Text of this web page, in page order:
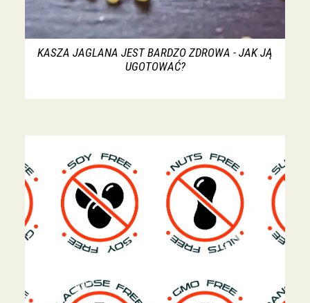
KASZA JAGLANA JEST BARDZO ZDROWA - JAK JĄ
UGOTOWAĆ?